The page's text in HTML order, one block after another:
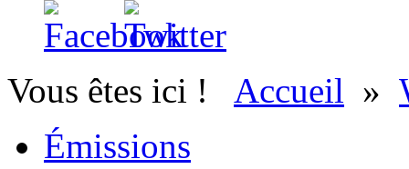
Vous êtes ici ! Accueil »
Émissions